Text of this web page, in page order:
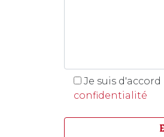
Je suis d'accord
confidentialité